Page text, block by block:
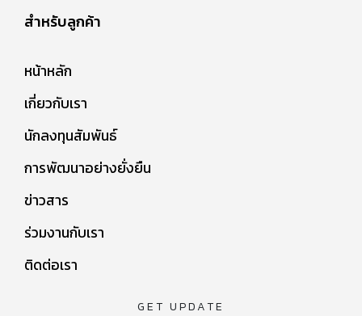
สำหรับลูกค้า
หน้าหลัก
เกี่ยวกับเรา
นักลงทุนสัมพันธ์
การพัฒนาอย่างยั่งยืน
ข่าวสาร
ร่วมงานกับเรา
ติดต่อเรา
GET UPDATE